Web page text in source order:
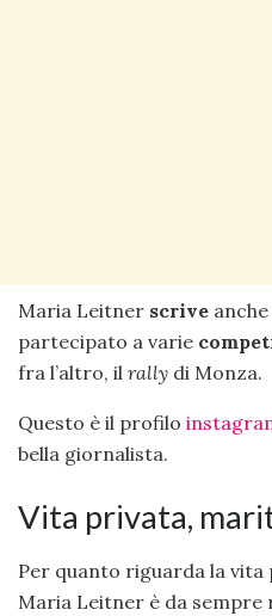
Maria Leitner scrive
partecipato a varie
fra l’altro, il rally di Monza.
Questo è il profilo
bella giornalista.
Vita privata,
Per quanto riguarda la
Maria Leitner è da sempre